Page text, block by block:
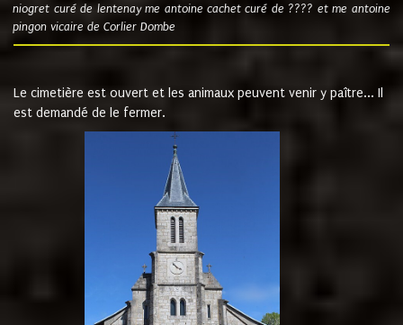
niogret curé de lentenay me antoine cachet curé de ???? et me antoine
pingon vicaire de Corlier Dombe
Le cimetière est ouvert et les animaux peuvent venir y paître... Il
est demandé de le fermer.